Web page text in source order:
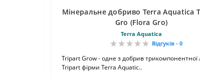
Мінеральне добриво Terra Aquatica
Gro (Flora Gro)
Terra Aquatica
Відгуків - 0
Tripart Grow - одне з добрив трикомпонентної
Tripart фірми Terra Aquatic..